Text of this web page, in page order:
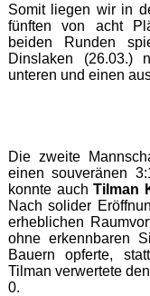
Somit liegen wir in
fünften von acht
beiden Runden
Dinslaken (26.03.)
unteren und einen
Die zweite
einen souveränen
konnte auchTilman
Nach solider
erheblichen
ohne erkennbaren
Bauern opferte,
Tilman verwertete
0.